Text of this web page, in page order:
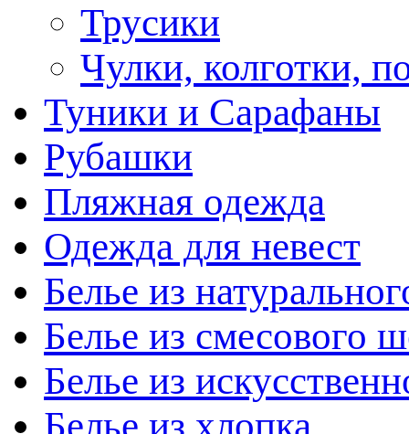
Трусики
Чулки, колготки,
Туники и Сарафаны
Рубашки
Пляжная одежда
Одежда для невест
Белье из
Белье из смесового
Белье из
Белье из хлопка